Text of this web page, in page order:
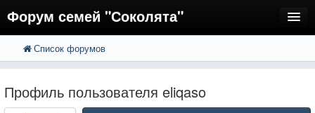
Форум семей "Соколята"
FAQ
Регистрация
Список форумов
Профиль пользователя eliqaso